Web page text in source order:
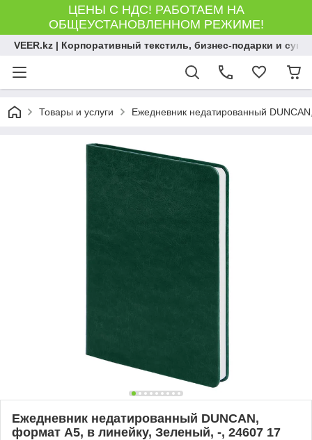
ЦЕНЫ С НДС! РАБОТАЕМ НА
ОБЩЕУСТАНОВЛЕННОМ РЕЖИМЕ!
VEER.kz | Корпоративный текстиль, бизнес-подарки и
Товары и услуги Ежедневник недатированный
Ежедневник недатированный DUNCAN,
формат А5, в линейку, Зеленый, -, 24607 17